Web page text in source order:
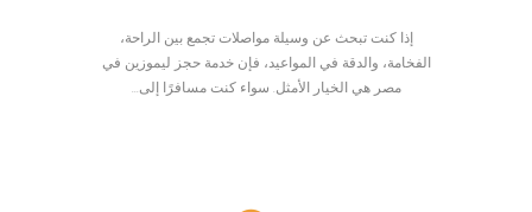
إذا كنت تبحث عن وسيلة مواصلات تجمع بين الراحة،
الفخامة، والدقة في المواعيد، فإن خدمة حجز ليموزين في
مصر هي الخيار الأمثل. سواء كنت مسافرًا إلى...